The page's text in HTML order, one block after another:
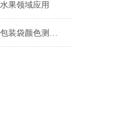
果领域应用
分光测色仪在面膜包装袋颜色测量上的应用